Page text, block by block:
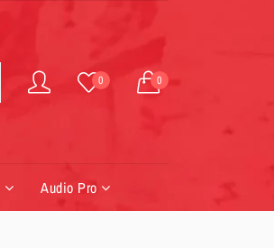
0 0
Audio Pro